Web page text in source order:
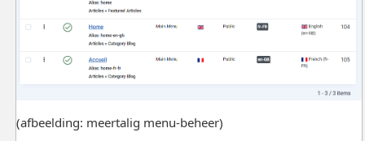
(afbeelding: meertalig menu-beheer)